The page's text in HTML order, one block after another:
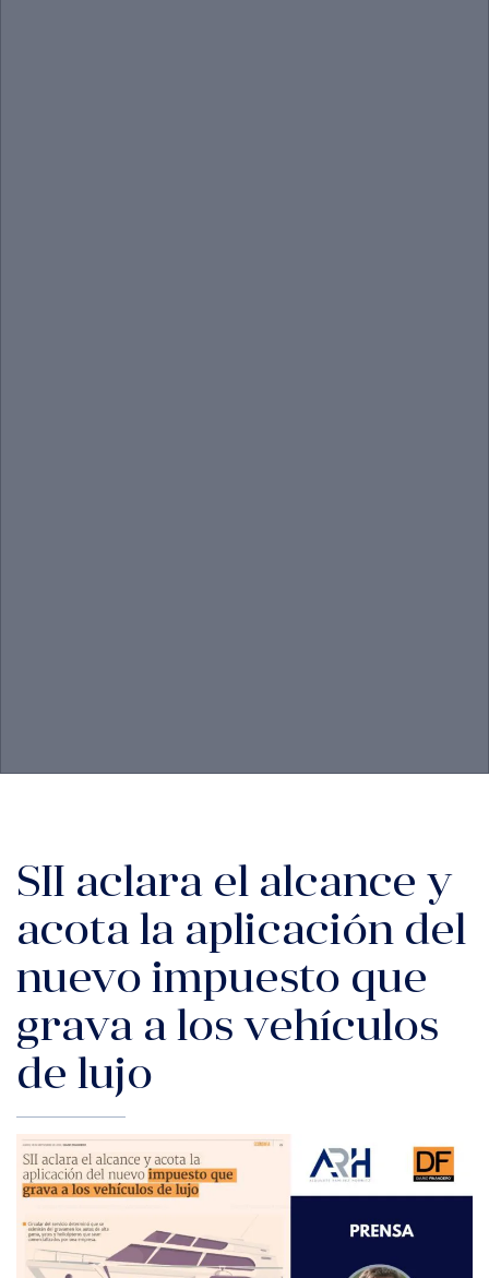
SII aclara el alcance y
acota la aplicación del
nuevo impuesto que
grava a los vehículos
de lujo